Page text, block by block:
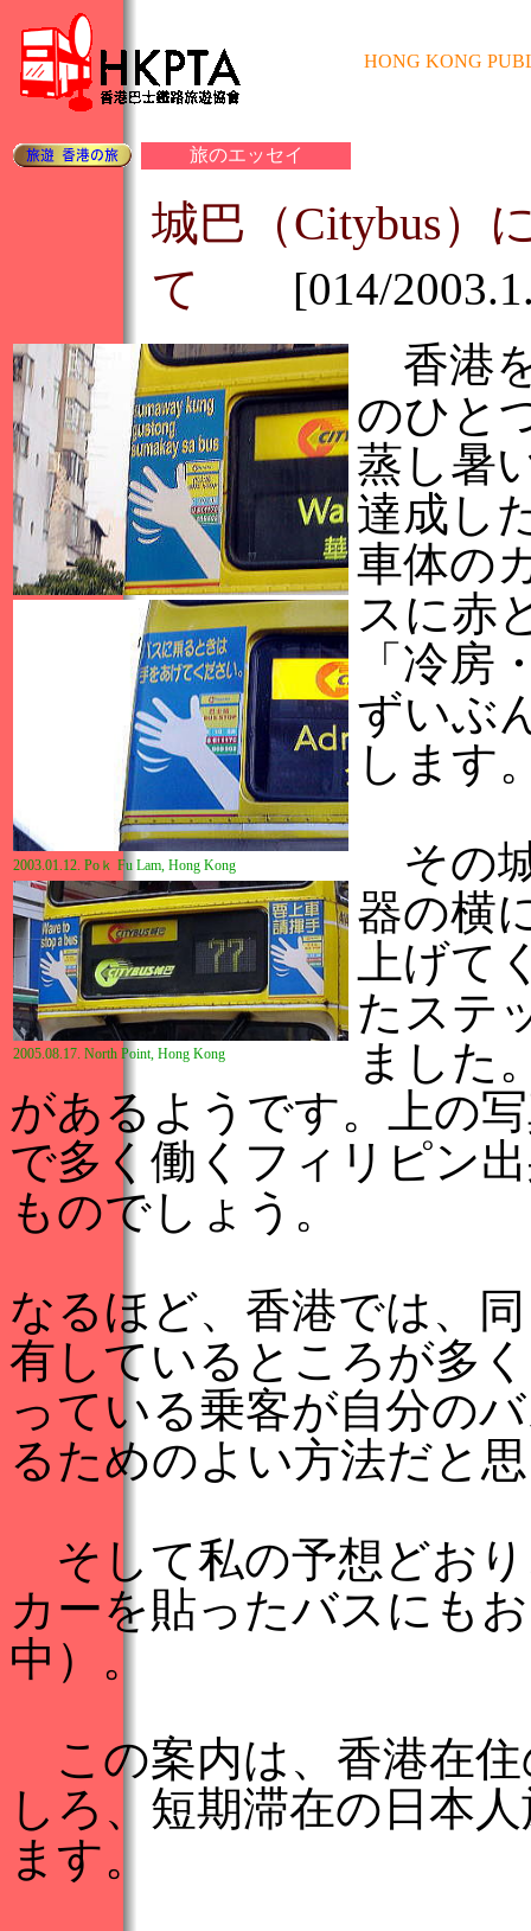
HONG KONG
旅のエッセイ
城巴（Citybus）
て
[014/
2003.01.12. Po ｋ Fu Lam, Hong Kong
2005.08.17. North Point, Hong Kong
香港
のひと
蒸し暑
達成し
車体の
スに赤
「冷房
ずいぶ
します
その
器の横
上げて
たステ
ました
があるようです。上の
で多く働くフィリピン
ものでしょう。
なるほど、香港では、
有しているところが多
っている乗客が自分の
るためのよい方法だと
そして私の予想どお
カーを貼ったバスにも
中）。
この案内は、香港在
しろ、短期滞在の日本
ます。